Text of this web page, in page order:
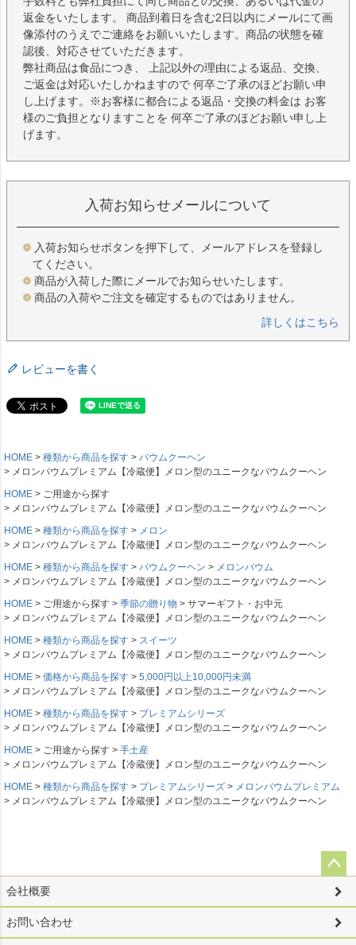
返金をいたします。 商品到着日を含む2日以内にメールにて画
像添付のうえでご連絡をお願いいたします。商品の状態を確
認後、対応させていただきます。
弊社商品は食品につき、 上記以外の理由による返品、交換、
ご返金は対応いたしかねますので 何卒ご了承のほどお願い申
し上げます。※お客様に都合による返品・交換の料金は お客
様のご負担となりますことを 何卒ご了承のほどお願い申し上
げます。
入荷お知らせメールについて
入荷お知らせボタンを押下して、メールアドレスを登録し
てください。
商品が入荷した際にメールでお知らせいたします。
商品の入荷やご注文を確定するものではありません。
詳しくはこちら
レビューを書く
HOME 種類から商品を探す
バウムクーヘン
メロンバウムプレミアム【冷蔵便】メロン型のユニークなバウムクーヘン
HOME
ご用途から探す
メロンバウムプレミアム【冷蔵便】メロン型のユニークなバウムクーヘン
HOME
種類から商品を探す
メロン
メロンバウムプレミアム【冷蔵便】メロン型のユニークなバウムクーヘン
HOME
種類から商品を探す バウムクーヘン
メロンバウム
メロンバウムプレミアム【冷蔵便】メロン型のユニークなバウムクーヘン
HOME
ご用途から探す 季節の贈り物
サマーギフト・お中元
メロンバウムプレミアム【冷蔵便】メロン型のユニークなバウムクーヘン
HOME
種類から商品を探す
スイーツ
メロンバウムプレミアム【冷蔵便】メロン型のユニークなバウムクーヘン
HOME
価格から商品を探す
5,000円以上10,000円未満
メロンバウムプレミアム【冷蔵便】メロン型のユニークなバウムクーヘン
HOME
種類から商品を探す
プレミアムシリーズ
メロンバウムプレミアム【冷蔵便】メロン型のユニークなバウムクーヘン
HOME
ご用途から探す
手土産
メロンバウムプレミアム【冷蔵便】メロン型のユニークなバウムクーヘン
HOME
種類から商品を探す プレミアムシリーズ
メロンバウムプレミアム
メロンバウムプレミアム【冷蔵便】メロン型のユニークなバウムクーヘン
ペー
ップ
へ
会社概要
お問い合わせ